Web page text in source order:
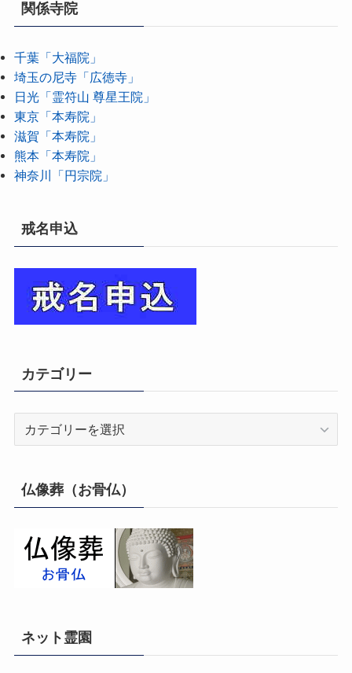
関係寺院
千葉「大福院」
埼玉の尼寺「広徳寺」
日光「霊符山 尊星王院」
東京「本寿院」
滋賀「本寿院」
熊本「本寿院」
神奈川「円宗院」
戒名申込
カテゴリー
リ
ー
仏像葬（お骨仏）
ネット霊園